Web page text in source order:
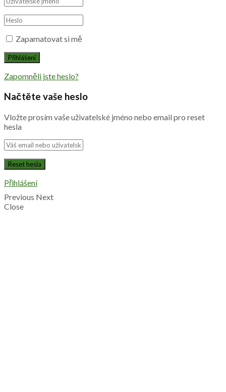
Zapamatovat si mě
Zapomněli jste heslo?
Načtěte vaše heslo
Vložte prosím vaše uživatelské jméno nebo email pro reset
hesla
Přihlášení
Previous Next
Close